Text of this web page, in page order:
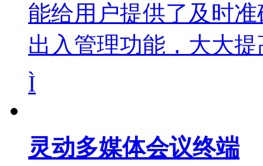
能给用户提供了及时
出入管理功能，大大
Ì
灵动多媒体会议终端